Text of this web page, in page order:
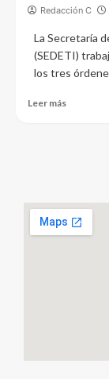
Redacción C
La Secretaría
(SEDETI)
los tres
Leer más